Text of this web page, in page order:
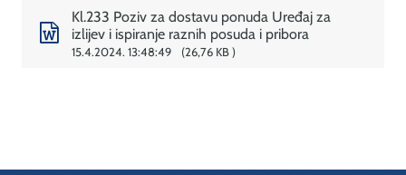
Kl.233 Poziv za dostavu ponuda Uređaj za
izlijev i ispiranje raznih posuda i pribora
15.4.2024. 13:48:49 26,76 KB